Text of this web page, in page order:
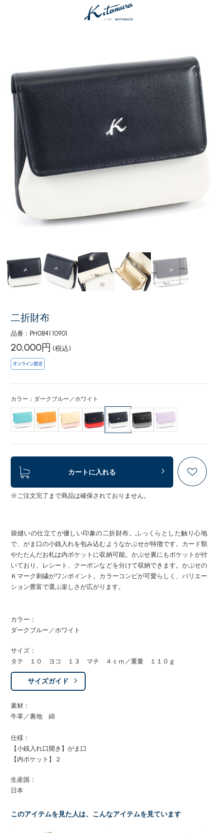
二折財布
品番：PH0841 10901
20,000円 (税込)
カラー：ダークブルー／ホワイト
カートに入れる
※ご注文完了まで商品は確保されておりません。
袋縫いの仕立てが優しい印象の二折財布。ふっくらとした触り心地
で、がま口の小銭入れを包み込むようなかぶせが特徴です。カード類
やたたんだお札は内ポケットに収納可能。かぶせ裏にもポケットが付
いており、レシート、クーポンなどを分けて収納できます。かぶせの
Ｋマーク刺繍がワンポイント。カラーコンビが可愛らしく、バリエー
ション豊富で選ぶ楽しさが広がります。
カラー：
ダークブルー／ホワイト
サイズ：
タテ １０ ヨコ １３ マチ ４ｃｍ／重量 １１０ｇ
サイズガイド
素材：
牛革／裏地 綿
仕様：
【小銭入れ口開き】がま口
【内ポケット】２
生産国：
日本
このアイテムを見た人は、こんなアイテムを見ています